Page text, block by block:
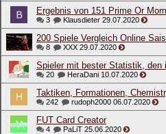
Ergebnis von 151 Prime Or
3 Klausdieter 29.07.2020
200 Spiele Vergleich Online
8 XXX 29.07.2020
Spieler mit bester Statistik, den
20 HeraDani 10.07.2020
Taktiken, Formationen,
242 rudoph2000 06.07.2020
FUT Card Creator
4 PaLiT 25.06.2020